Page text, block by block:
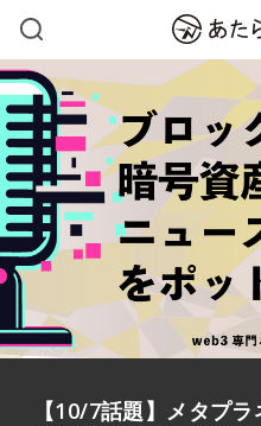
【10/7話題】メタプ